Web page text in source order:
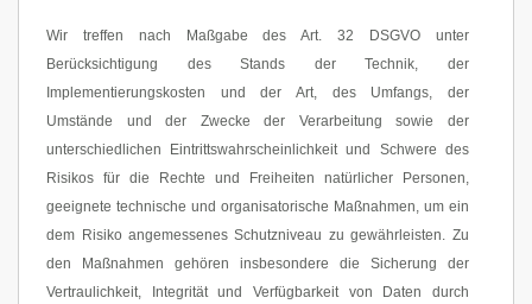
Wir treffen nach Maßgabe des Art. 32 DSGVO unter
Berücksichtigung des Stands der Technik, der
Implementierungskosten und der Art, des Umfangs, der
Umstände und der Zwecke der Verarbeitung sowie der
unterschiedlichen Eintrittswahrscheinlichkeit und Schwere des
Risikos für die Rechte und Freiheiten natürlicher Personen,
geeignete technische und organisatorische Maßnahmen, um ein
dem Risiko angemessenes Schutzniveau zu gewährleisten. Zu
den Maßnahmen gehören insbesondere die Sicherung der
Vertraulichkeit, Integrität und Verfügbarkeit von Daten durch